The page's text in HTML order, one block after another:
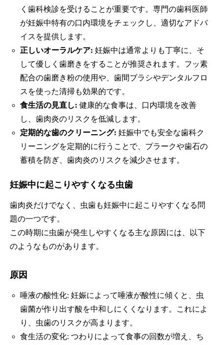
く歯科検診を受けることが重要です。専門の歯科医師
が妊娠中特有の口内環境をチェックし、適切なアドバ
イスを提供します。
正しいオーラルケア: 妊娠中は通常よりも丁寧に、そ
して優しく歯磨きをすることが推奨されます。フッ素
配合の歯磨き粉の使用や、歯間ブラシやデンタルフロ
スを使った清掃も効果的です。
食生活の見直し: 健康的な食事は、口内環境を改善
し、歯肉炎のリスクを低減します。
定期的な歯のクリーニング: 妊娠中でも安全な歯科ク
リーニングを定期的に行うことで、プラークや歯石の
蓄積を防ぎ、歯肉炎のリスクを減少させます。
妊娠中に起こりやすくなる虫歯
歯肉炎だけでなく、虫歯も妊娠中に起こりやすくなる問
題の一つです。
この時期に虫歯が発生しやすくなる主な原因には、以下
のようなものがあります。
原因
唾液の酸性化: 妊娠によって唾液が酸性に傾くと、虫
歯菌が作り出す酸を中和しにくくなります。これによ
り、虫歯のリスクが高まります。
食生活の変化: つわりによって食事の回数が増え、ち